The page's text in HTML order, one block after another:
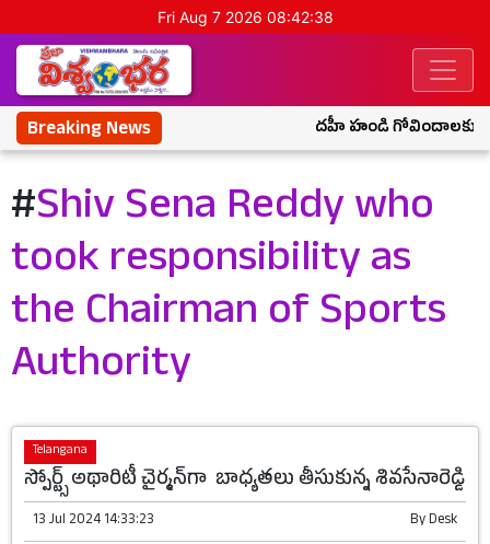
Fri Aug 7 2026 08:42:38
Breaking News దహీ హండి గోవిందాలకు
#Shiv Sena Reddy who
took responsibility as
the Chairman of Sports
Authority
Telangana
స్పోర్ట్స్‌ అథారిటీ చైర్మన్‌గా బాధ్య‌త‌లు తీసుకున్న శివసేనారెడ్డి
13 Jul 2024 14:33:23 ByDesk